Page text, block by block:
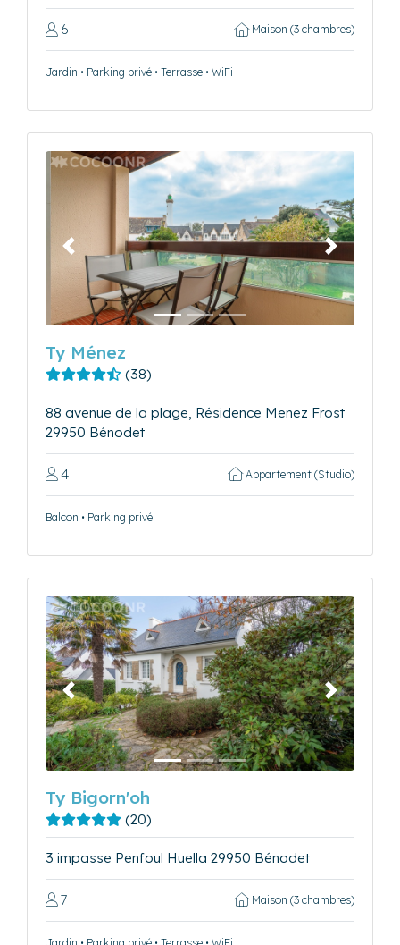
6 Maison (3 chambres)
Jardin • Parking privé • Terrasse • WiFi
Précédent Suivant
Ty Ménez
(38)
88 avenue de la plage, Résidence Menez Frost
29950 Bénodet
4 Appartement (Studio)
Balcon • Parking privé
Précédent Suivant
Ty Bigorn'oh
(20)
3 impasse Penfoul Huella 29950 Bénodet
7 Maison (3 chambres)